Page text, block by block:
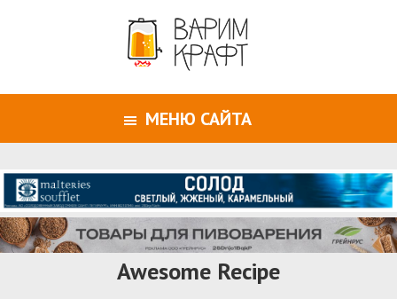
МЕНЮ САЙТА
Awesome Recipe